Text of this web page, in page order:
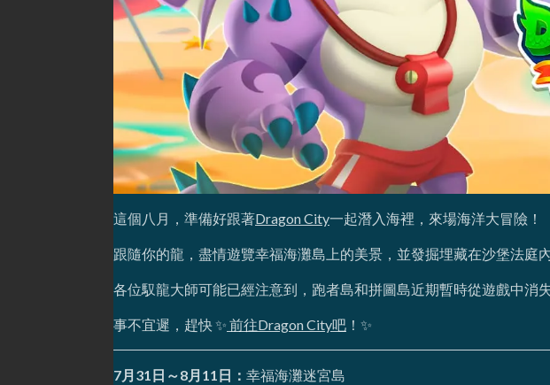
這個八月，準備好跟著Dragon City一起潛入海裡，來場海洋大冒險！
跟隨你的龍，盡情遊覽幸福海灘島上的美景，並發掘埋藏在沙堡法庭內
各位馭龍大師可能已經注意到，跑者島和拼圖島近期暫時從遊戲中消
事不宜遲，趕快 ✨ 前往Dragon City吧 ！✨
7月31日～8月11日： 幸福海灘迷宮島